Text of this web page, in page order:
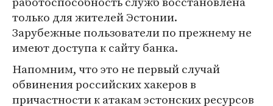
только для жителей Эстонии.
Зарубежные пользователи по прежнему не
имеют доступа к сайту банка.
Напомним, что это не первый случай
обвинения российских хакеров в
причастности к атакам эстонских ресурсов